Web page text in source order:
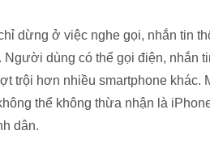
dừng ở việc nghe gọi, nhắn tin
dùng có thể gọi điện, nhắn
trội hơn nhiều smartphone khác.
thể không thừa nhận là
dân.